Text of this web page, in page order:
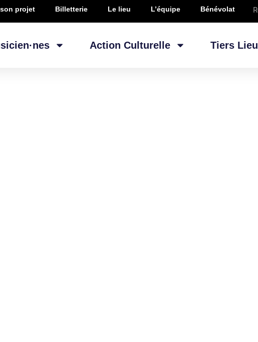
projet Billetterie Le lieu L’équipe Bénévolat
Action Culturelle Tiers Lieu